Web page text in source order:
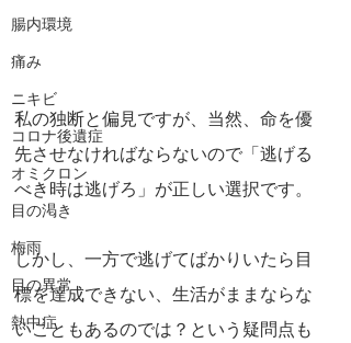
腸内環境
痛み
ニキビ
コロナ後遺症
オミクロン
目の渇き
梅雨
目の異常
熱中症
私の独断と偏見ですが、当然、命を優
先させなければならないので「逃げる
べき時は逃げろ」が正しい選択です。
しかし、一方で逃げてばかりいたら目
標を達成できない、生活がままならな
いこともあるのでは？という疑問点も